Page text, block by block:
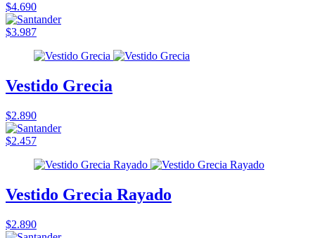
$4.690
$3.987
Vestido Grecia
$2.890
$2.457
Vestido Grecia Rayado
$2.890